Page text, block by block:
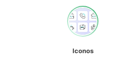
Iconos